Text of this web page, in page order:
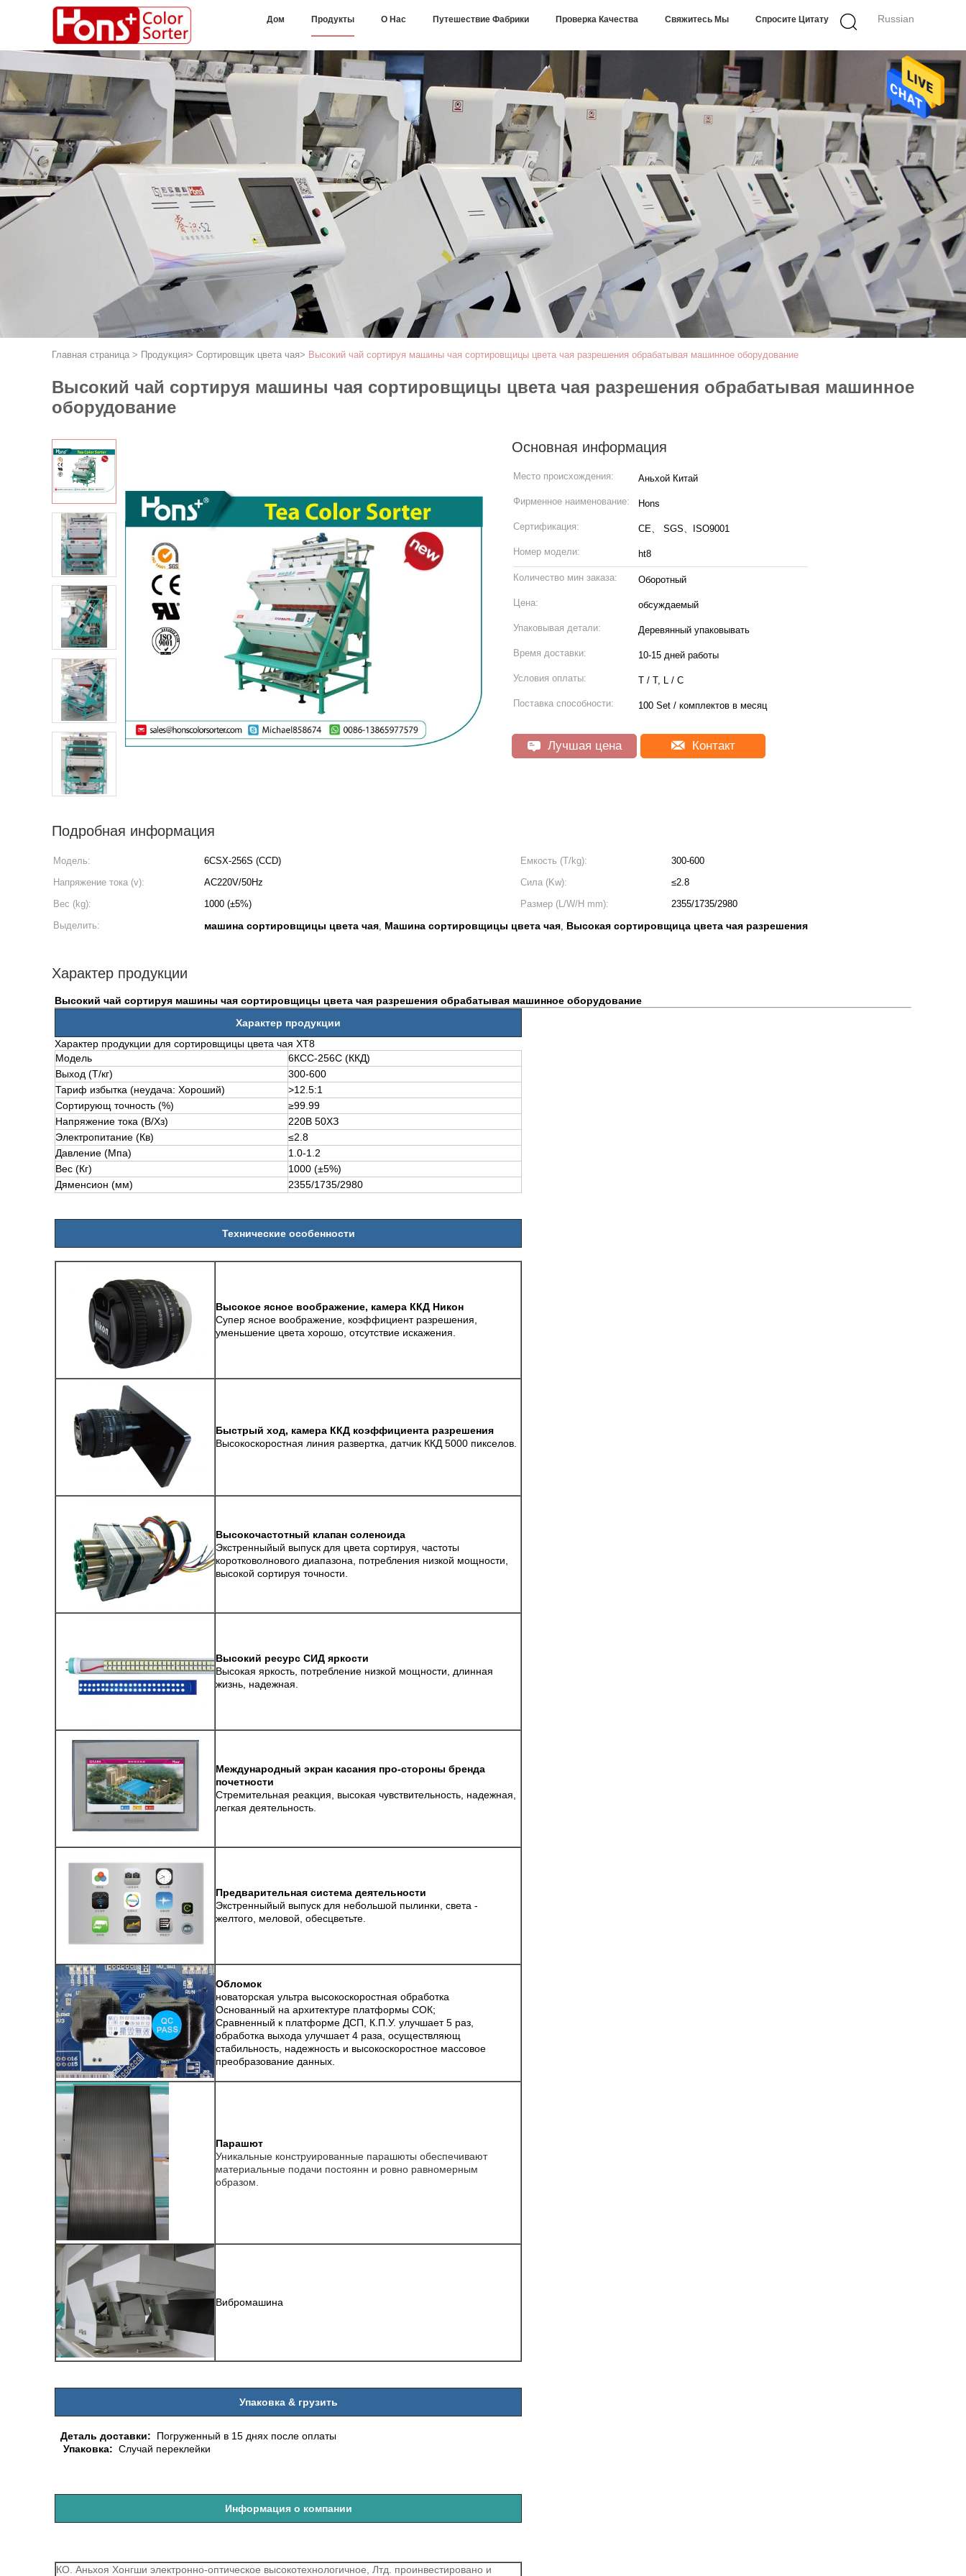
Russian
Дом Продукты О Нас Путешествие Фабрики Проверка Качества Свяжитесь Мы Спросите Цитату
Главная страница > Продукция> Сортировщик цвета чая> Высокий чай сортируя машины чая сортировщицы цвета чая разрешения обрабатывая машинное оборудование
Высокий чай сортируя машины чая сортировщицы цвета чая разрешения обрабатывая машинное
оборудование
Основная информация
Место происхождения: Аньхой Китай
Фирменное наименование: Hons
Сертификация: CE、 SGS、ISO9001
Номер модели: ht8
Количество мин заказа: Оборотный
Цена: обсуждаемый
Упаковывая детали: Деревянный упаковывать
Время доставки: 10-15 дней работы
Условия оплаты: T / T, L / C
Поставка способности: 100 Set / комплектов в месяц
Лучшая цена Контакт
Подробная информация
Модель: 6CSX-256S (CCD) Емкость (T/kg):
300-600
Напряжение тока (v):
AC220V/50Hz Сила (Kw):
≤2.8
Вес (kg):
1000 (±5%) Размер (L/W/H mm):
2355/1735/2980
Выделить:
машина сортировщицы цвета чая, Машина сортировщицы цвета чая, Высокая сортировщица цвета чая разрешения
Характер продукции
Высокий чай сортируя машины чая сортировщицы цвета чая разрешения обрабатывая машинное оборудование
Характер продукции
Характер продукции для сортировщицы цвета чая ХТ8
Модель
6КСС-256С (ККД)
Выход (Т/кг)
300-600
Тариф избытка (неудача: Хороший)
>12.5:1
Сортирующ точность (%)
≥99.99
Напряжение тока (В/Хз)
220В 50ХЗ
Электропитание (Кв)
≤2.8
Давление (Мпа)
1.0-1.2
Вес (Кг)
1000 (±5%)
Дяменсион (мм)
2355/1735/2980
Технические особенности
Высокое ясное воображение, камера ККД Никон
Супер ясное воображение, коэффициент разрешения,
уменьшение цвета хорошо, отсутствие искажения.
Быстрый ход, камера ККД коэффициента разрешения
Высокоскоростная линия развертка, датчик ККД 5000 пикселов.
Высокочастотный клапан соленоида
Экстренныйый выпуск для цвета сортируя, частоты
коротковолнового диапазона, потребления низкой мощности,
высокой сортируя точности.
Высокий ресурс СИД яркости
Высокая яркость, потребление низкой мощности, длинная
жизнь, надежная.
Международный экран касания про-стороны бренда
почетности
Стремительная реакция, высокая чувствительность, надежная,
легкая деятельность.
Предварительная система деятельности
Экстренныйый выпуск для небольшой пылинки, света -
желтого, меловой, обесцветьте.
Обломок
новаторская ультра высокоскоростная обработка
Основанный на архитектуре платформы СОК;
Сравненный к платформе ДСП, К.П.У. улучшает 5 раз,
обработка выхода улучшает 4 раза, осуществляющ
стабильность, надежность и высокоскоростное массовое
преобразование данных.
Парашют
Уникальные конструированные парашюты обеспечивают
материальные подачи постоянн и ровно равномерным
образом.
Вибромашина
Упаковка & грузить
Деталь доставки: Погруженный в 15 днях после оплаты
Упаковка: Случай переклейки
Информация о компании
КО. Аньхоя Хонгши электронно-оптическое высокотехнологичное, Лтд. проинвестировано и